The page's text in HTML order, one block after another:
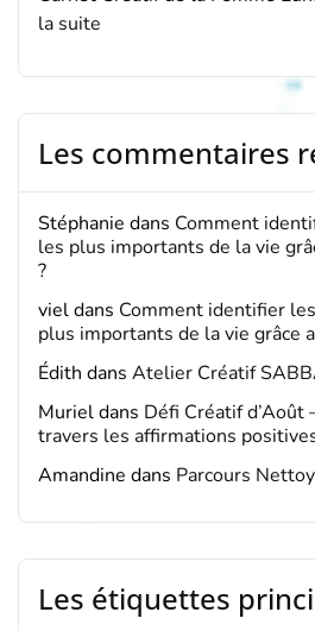
la suite
Les commentaires
Stéphanie dans Comment
les plus importants de la vie
?
vieldans Comment identifier
plus importants de la vie grâce
Édith dans Atelier Créatif
Murieldans Défi Créatif d’Août
travers les affirmations
Amandine dans Parcours
Les étiquettes